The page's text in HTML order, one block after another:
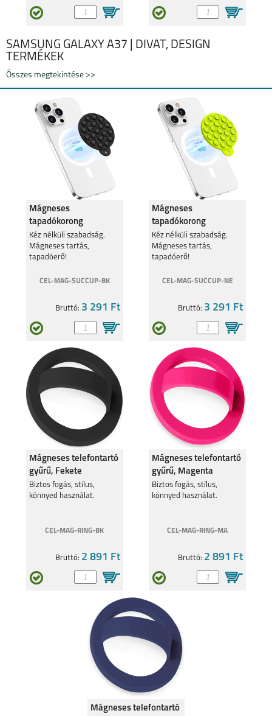
SAMSUNG GALAXY
S26 PLUS
SAMSUNG GALAXY
SAMSUNG GALAXY
SAMSUNG GALAXY
A37
SAMSUNG GALAXY
A57
SAMSUNG GALAXY
SAMSUNG GALAXY Z
SAMSUNG GALAXY Z
FLIP7 FE
SAMSUNG GALAXY Z
SAMSUNG GALAXY
SAMSUNG GALAXY
SAMSUNG GALAXY A37 | DIVAT, DESIGN
TERMÉKEK
Összes megtekintése >>
Mágneses
tapadókorong
mobiltelefonhoz,
Fekete
Kéz nélküli szabadság.
Mágneses tartás,
tapadóerő!
CEL-MAG-SUCCUP-BK
Bruttó: 3 291 Ft
Mágneses
tapadókorong
mobiltelefonhoz,
Neonsárga
Kéz nélküli szabadság.
Mágneses tartás,
tapadóerő!
CEL-MAG-SUCCUP-NE
Bruttó: 3 291 Ft
Mágneses telefontartó
gyűrű, Fekete
Biztos fogás, stílus,
könnyed használat.
CEL-MAG-RING-BK
Bruttó: 2 891 Ft
Mágneses telefontartó
gyűrű, Magenta
Biztos fogás, stílus,
könnyed használat.
CEL-MAG-RING-MA
Bruttó: 2 891 Ft
Mágneses telefontartó